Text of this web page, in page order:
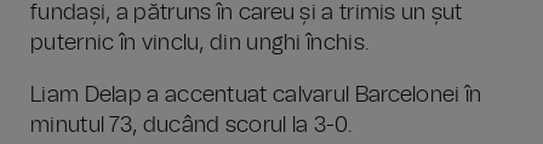
fundași, a pătruns în careu și a trimis un șut
puternic în vinclu, din unghi închis.
Liam Delap a accentuat calvarul Barcelonei în
minutul 73, ducând scorul la 3-0.